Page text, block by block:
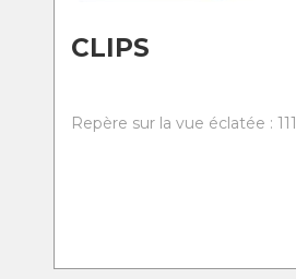
CLIPS
Repère sur la vue éclatée : 111